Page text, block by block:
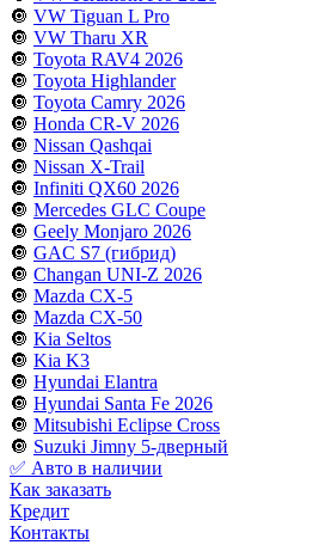
🔘 VW Tiguan L Pro
🔘 VW Tharu XR
🔘 Toyota RAV4 2026
🔘 Toyota Highlander
🔘 Toyota Camry 2026
🔘 Honda CR-V 2026
🔘 Nissan Qashqai
🔘 Nissan X-Trail
🔘 Infiniti QX60 2026
🔘 Mercedes GLC Coupe
🔘 Geely Monjaro 2026
🔘 GAC S7 (гибрид)
🔘 Changan UNI-Z 2026
🔘 Mazda CX-5
🔘 Mazda CX-50
🔘 Kia Seltos
🔘 Kia K3
🔘 Hyundai Elantra
🔘 Hyundai Santa Fe 2026
🔘 Mitsubishi Eclipse Cross
🔘 Suzuki Jimny 5-дверный
✅ Авто в наличии
Как заказать
Кредит
Контакты